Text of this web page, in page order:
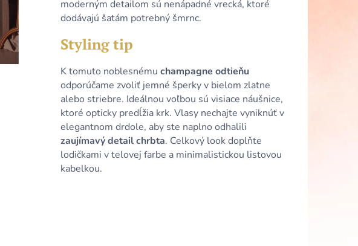
moderným detailom sú nenápadné vrecká, ktoré
dodávajú šatám potrebný šmrnc.
Styling tip
K tomuto noblesnému champagne odtieňu
odporúčame zvoliť jemné šperky v bielom zlatne
alebo striebre. Ideálnou voľbou sú visiace náušnice,
ktoré opticky predĺžia krk. Vlasy nechajte vyniknúť v
elegantnom drdole, aby ste naplno odhalili
zaujímavý detail chrbta. Celkový look doplňte
lodičkami v telovej farbe a minimalistickou listovou
kabelkou.